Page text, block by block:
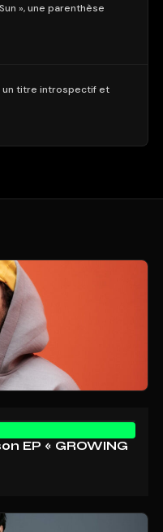
», une parenthèse
un titre introspectif et
EP « GROWING